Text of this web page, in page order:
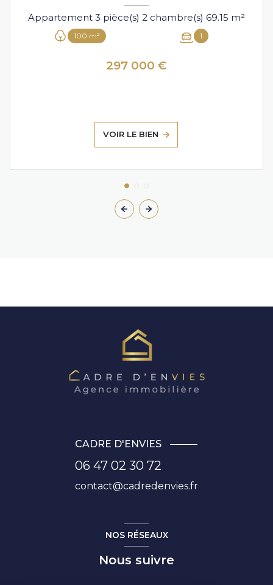
Appartement 3 pièce(s) 2 chambre(s) 69.15 m²
100 m² 1
297 000 €
VOIR LE BIEN
CADRE D'ENVIES
06 47 02 30 72
contact@cadredenvies.fr
NOS RÉSEAUX
Nous suivre